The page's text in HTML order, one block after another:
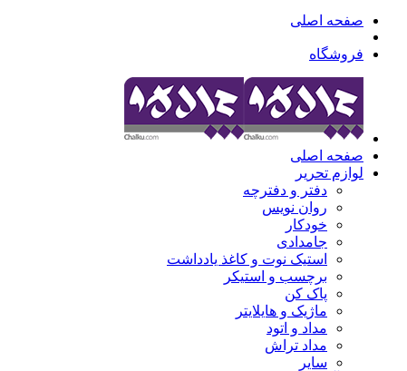
صفحه اصلی
فروشگاه
صفحه اصلی
لوازم تحریر
دفتر و دفترچه
روان نویس
خودکار
جامدادی
استیک نوت و کاغذ یادداشت
برچسب و استیکر
پاک کن
ماژیک و هایلایتر
مداد و اتود
مداد تراش
سایر